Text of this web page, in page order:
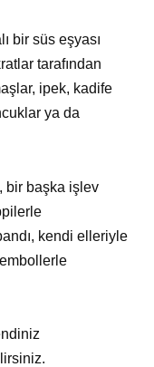
bir süs eşyası
tarafından
ipek, kadife
ya da
bir başka işlev
kendi elleriyle